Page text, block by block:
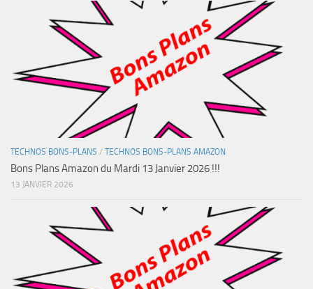
TECHNOS BONS-PLANS / TECHNOS BONS-PLANS AMAZON
Bons Plans Amazon du Mardi 13 Janvier 2026 !!!
13 JANVIER 2026